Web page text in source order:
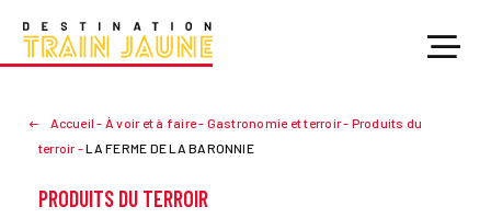
Accueil - À voir et à faire- Gastronomie et terroir- Produits du
terroir-LA FERME DE LA BARONNIE
PRODUITS DU TERROIR